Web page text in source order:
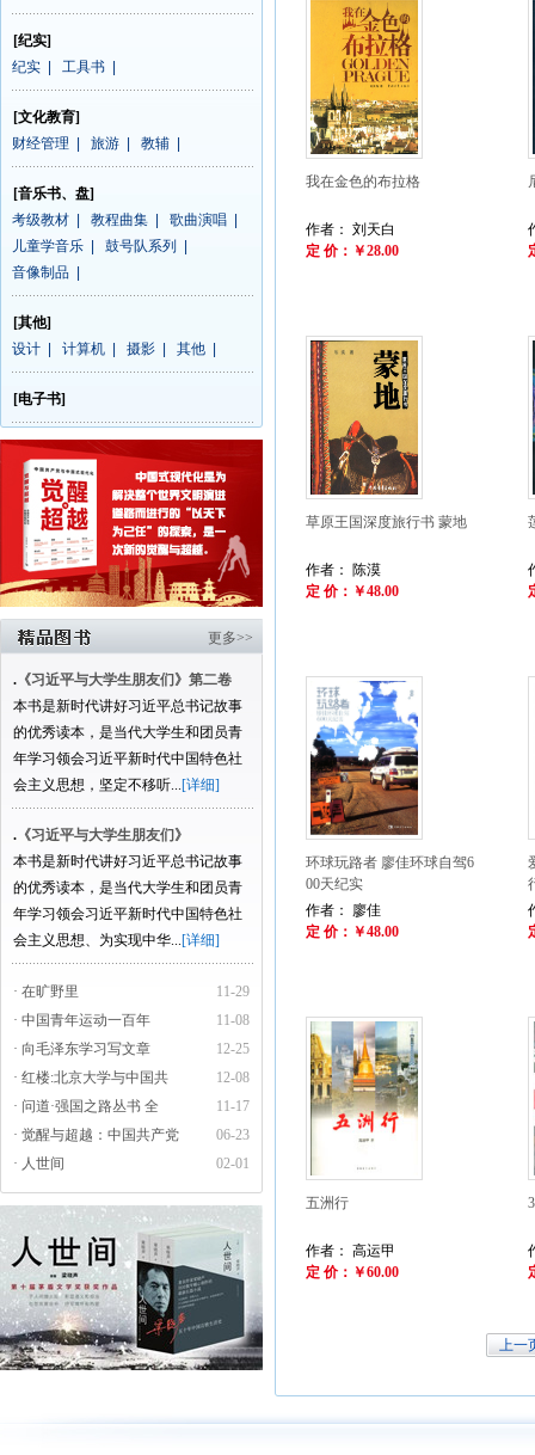
[纪实]
纪实
工具书
[文化教育]
财经管理
旅游 教辅
[音乐书、盘]
考级教材
教程曲集 歌曲演唱
儿童学音乐
鼓号队系列
音像制品
[其他]
设计
计算机 摄影 其他
[电子书]
更多>>
. 《习近平与大学生朋友们》第二卷
本书是新时代讲好习近平总书记故事
的优秀读本，是当代大学生和团员青
年学习领会习近平新时代中国特色社
会主义思想，坚定不移听...[详细]
. 《习近平与大学生朋友们》
本书是新时代讲好习近平总书记故事
的优秀读本，是当代大学生和团员青
年学习领会习近平新时代中国特色社
会主义思想、为实现中华...[详细]
11-29
· 在旷野里
11-08
· 中国青年运动一百年
12-25
· 向毛泽东学习写文章
12-08
· 红楼:北京大学与中国共
11-17
· 问道·强国之路丛书 全
06-23
· 觉醒与超越：中国共产党
02-01
· 人世间
我在金色的布拉格
作者： 刘天白
定 价：￥28.00
草原王国深度旅行书 蒙地
作者： 陈漠
定 价：￥48.00
环球玩路者 廖佳环球自驾6
00天纪实
作者： 廖佳
定 价：￥48.00
五洲行
作者： 高运甲
定 价：￥60.00
上一